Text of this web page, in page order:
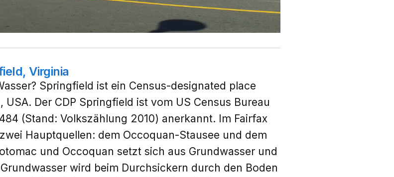
Virginia
Springfield ist ein Census-designated place
USA. Der CDP Springfield ist vom US Census Bureau
(Stand: Volkszählung 2010) anerkannt. Im Fairfax
Hauptquellen: dem Occoquan-Stausee und dem
und Occoquan setzt sich aus Grundwasser und
wird beim Durchsickern durch den Boden